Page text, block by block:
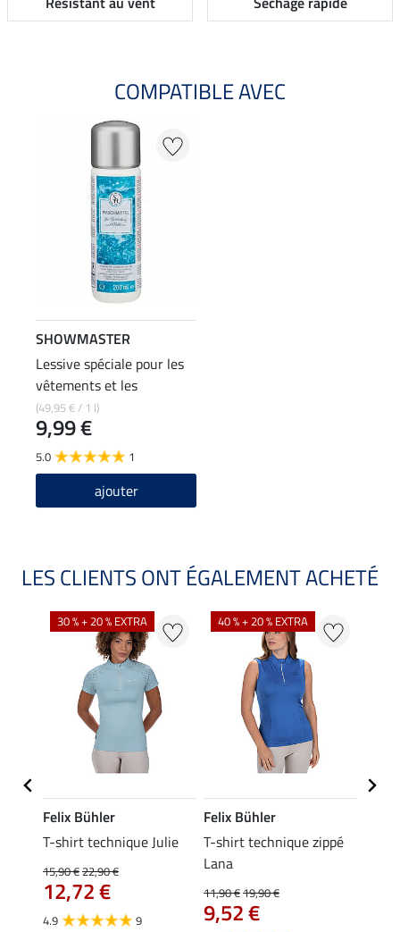
COMPATIBLE AVEC
SHOWMASTER
Lessive spéciale pour les
vêtements et les
pantalons d'équitation
(49,95 € / 1 l)
9,99 €
5.0 1
ajouter
LES CLIENTS ONT ÉGALEMENT ACHETÉ
30 % + 20 % EXTRA
Felix Bühler
T-shirt technique Julie
15,90 €22,90 €
12,72 €
4.9 9
40 % + 20 % EXTRA
Felix Bühler
T-shirt technique zippé
Lana
11,90 €19,90 €
9,52 €